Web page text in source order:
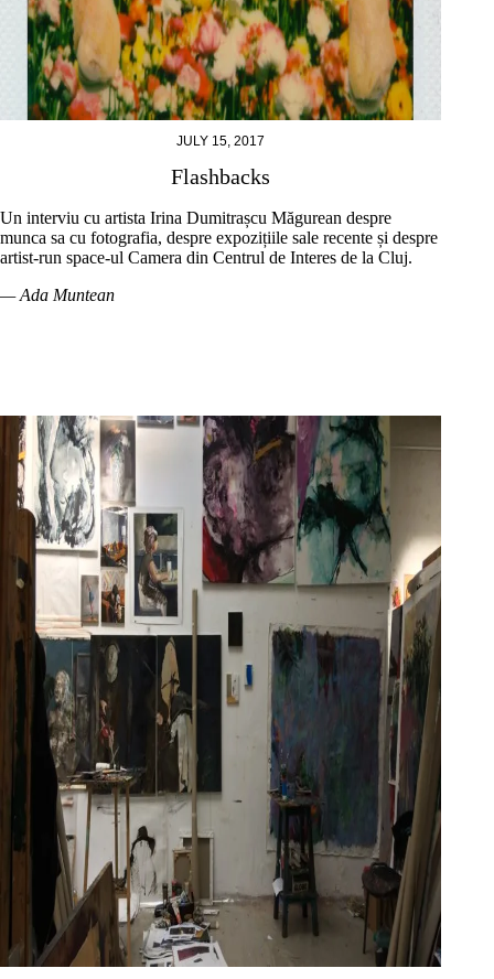
JULY 15, 2017
Flashbacks
Un interviu cu artista Irina Dumitrașcu Măgurean despre
munca sa cu fotografia, despre expozițiile sale recente și despre
artist-run space-ul Camera din Centrul de Interes de la Cluj.
— Ada Muntean